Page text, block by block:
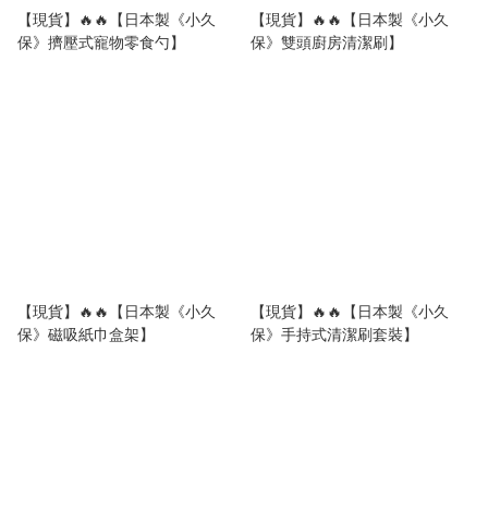
【現貨】🔥🔥【日本製《小久
保》擠壓式寵物零食勺】
【現貨】🔥🔥【日本製《小久
保》雙頭廚房清潔刷】
【現貨】🔥🔥【日本製《小久
保》磁吸紙巾盒架】
【現貨】🔥🔥【日本製《小久
保》手持式清潔刷套裝】